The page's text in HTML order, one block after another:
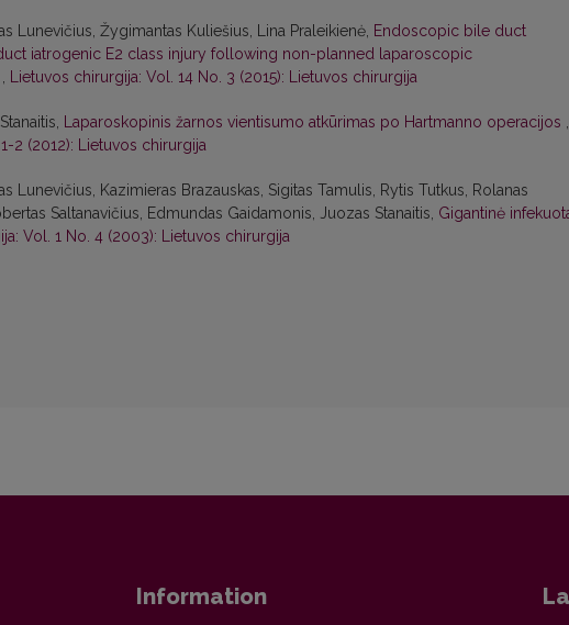
Lunevičius, Žygimantas Kuliešius, Lina Praleikienė, Endoscopic bile duct
iatrogenic E2 class injury following non-planned laparoscopic
, Lietuvos chirurgija: Vol. 14 No. 3 (2015): Lietuvos chirurgija
Laparoskopinis žarnos vientisumo atkūrimas po Hartmanno operacijos ,
2 (2012): Lietuvos chirurgija
Lunevičius, Kazimieras Brazauskas, Sigitas Tamulis, Rytis Tutkus, Rolanas
Saltanavičius, Edmundas Gaidamonis, Juozas Stanaitis, Gigantinė
Vol. 1 No. 4 (2003): Lietuvos chirurgija
Information